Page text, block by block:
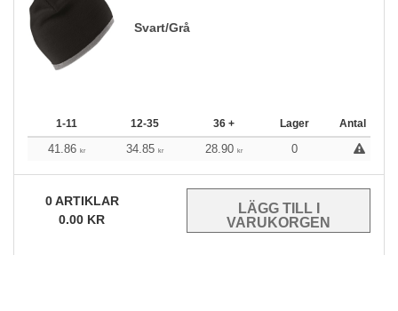
Svart/Grå
1-11 12-35 36 + Lager Antal
41.86 kr 34.85 kr 28.90 kr 0
0ARTIKLAR
0.00 KR